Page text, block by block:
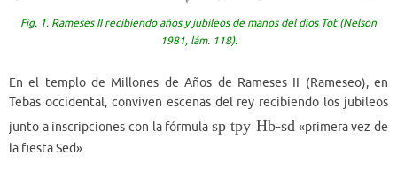
Fig. 1. Rameses II recibiendo años y jubileos de manos del dios Tot (Nelson
1981, lám. 118).
En el templo de Millones de Años de Rameses II (Rameseo), en
Tebas occidental, conviven escenas del rey recibiendo los jubileos
junto a inscripciones con la fórmula sp tpy Hb-sd «primera vez de
la fiesta Sed».